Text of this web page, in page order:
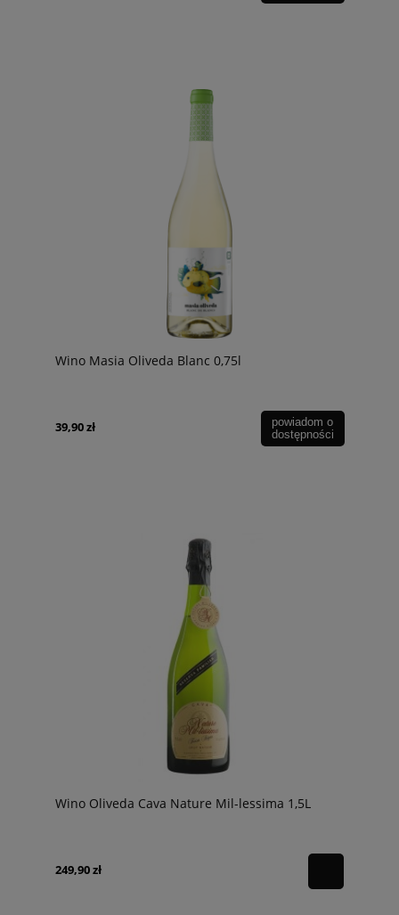
Wino Masia Oliveda Blanc 0,75l
39,90 zł
powiadom o
dostępności
Wino Oliveda Cava Nature Mil-lessima 1,5L
249,90 zł